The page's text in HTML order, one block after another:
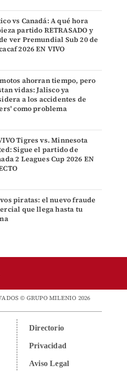
vs Canadá: A qué hora
partido RETRASADO y
ver Premundial Sub 20 de
2026 EN VIVO
ahorran tiempo, pero
vidas: Jalisco ya
a los accidentes de
como problema
Tigres vs. Minnesota
Sigue el partido de
2 Leagues Cup 2026 EN
piratas: el nuevo fraude
que llega hasta tu
© GRUPO MILENIO 2026
Directorio
Privacidad
Aviso Legal